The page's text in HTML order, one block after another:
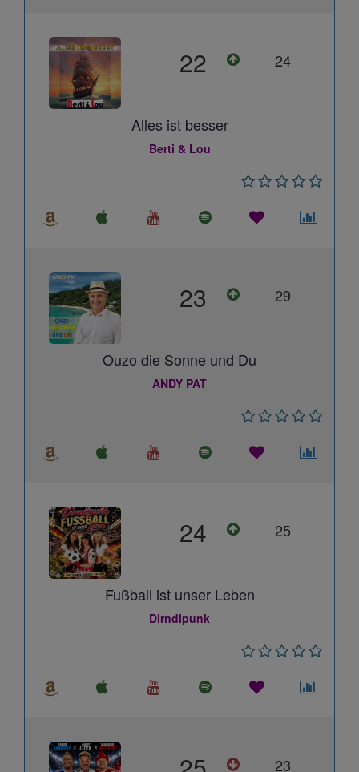
22 24
Alles ist besser
Berti & Lou
23 29
Ouzo die Sonne und Du
ANDY PAT
24 25
Fußball ist unser Leben
Dirndlpunk
23